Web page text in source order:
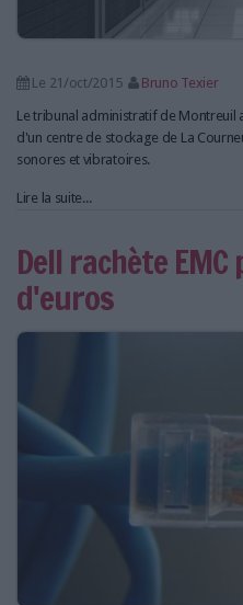
Le 21/oct/2015
Bruno Texier
Le tribunal administratif de
d'un centre de stockage de La
sonores et vibratoires.
Lire la suite...
Dell rachète
d'euros